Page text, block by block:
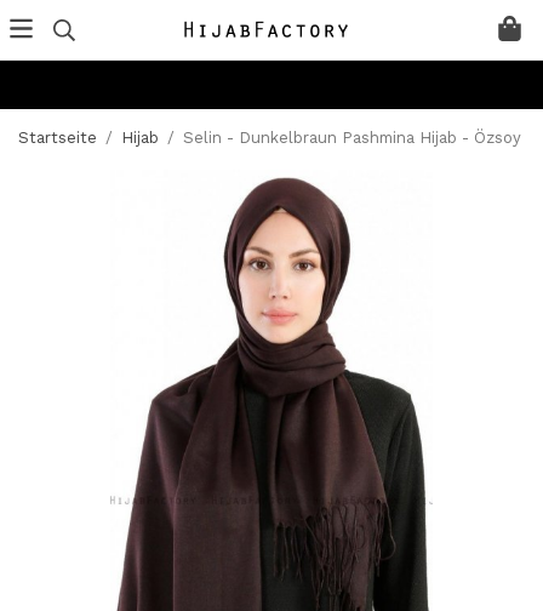
Startseite / Hijab / Selin - Dunkelbraun Pashmina Hijab - Özsoy